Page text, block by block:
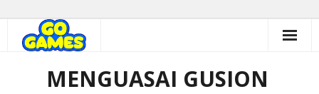
MENGUASAI GUSION